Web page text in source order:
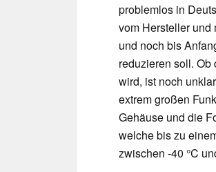
problemlos in
vom Hersteller und
und noch bis
reduzieren soll.
wird, ist noch
extrem großen
Gehäuse und die
welche bis zu
zwischen -40 °C